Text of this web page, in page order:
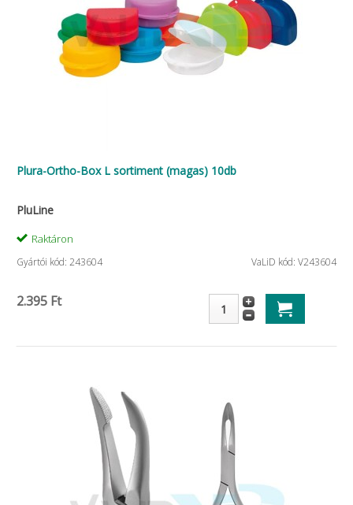
Plura-Ortho-Box L sortiment (magas) 10db
PluLine
Raktáron
Gyártói kód: 243604 VaLiD kód: V243604
2.395 Ft